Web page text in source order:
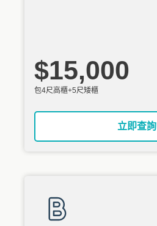
$15,000
包4尺高櫃+5尺矮櫃
立即查詢